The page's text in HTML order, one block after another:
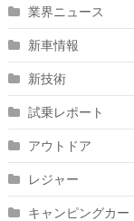
業界ニュース
新車情報
新技術
試乗レポート
アウトドア
レジャー
キャンピングカー